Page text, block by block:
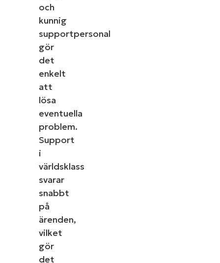
och
kunnig
supportpersonal
gör
det
enkelt
att
lösa
eventuella
problem.
Support
i
världsklass
svarar
snabbt
på
ärenden,
vilket
gör
det
Starta en gratis provperiod med
Det behövs inget kreditkort, full
Business